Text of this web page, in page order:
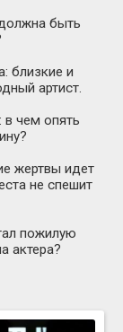
быть
близкие и
артист.
чем опять
жертвы идет
не спешит
пожилую
актера?